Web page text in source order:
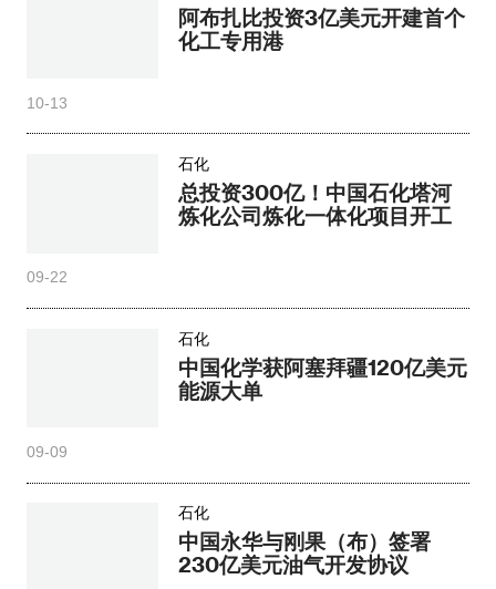
阿布扎比投资3亿美元开建首个
化工专用港
10-13
石化
总投资300亿！中国石化塔河
炼化公司炼化一体化项目开工
09-22
石化
中国化学获阿塞拜疆120亿美元
能源大单
09-09
石化
中国永华与刚果（布）签署
230亿美元油气开发协议